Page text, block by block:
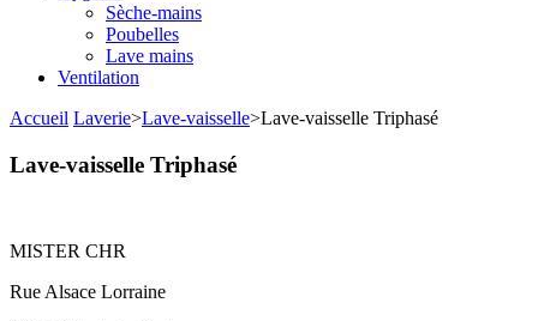
Sèche-mains
Poubelles
Lave mains
Ventilation
Accueil Laverie>Lave-vaisselle>Lave-vaisselle Triphasé
Lave-vaisselle Triphasé
MISTER CHR
Rue Alsace Lorraine